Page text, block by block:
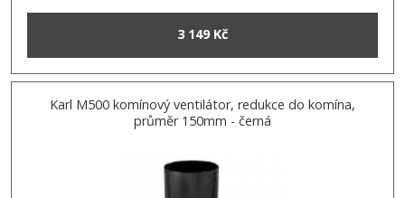
3 149 Kč
Karl M500 komínový ventilátor, redukce do komína,
průměr 150mm - černá